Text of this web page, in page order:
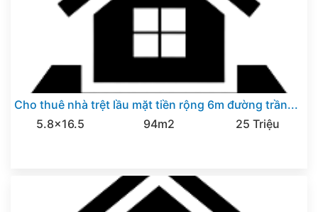
Cho thuê nhà trệt lầu mặt tiền rộng 6m đường trần...
5.8x16.5
94m2 25 Triệu